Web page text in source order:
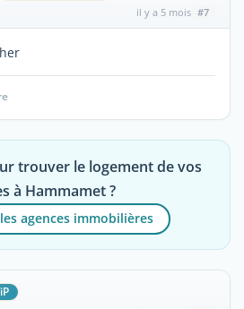
il y a 5 mois #7
trouver le logement de vos
à Hammamet ?
agences immobilières